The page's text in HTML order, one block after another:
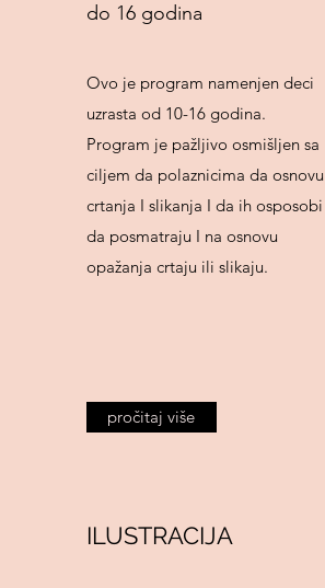
do 16 godina
Ovo je program namenjen deci
uzrasta od 10-16 godina.
Program je pažljivo osmišljen sa
ciljem da polaznicima da osnovu
crtanja I slikanja I da ih osposobi
da posmatraju I na osnovu
opažanja crtaju ili slikaju.
pročitaj više
ILUSTRACIJA